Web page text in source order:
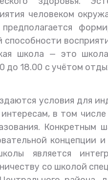
человеком
способности
школа — это
до 18.00 с учётом
условия для
в том
Конкретным
концепции
является
со школой